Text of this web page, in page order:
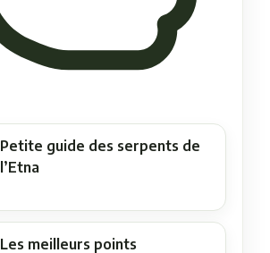
Petite guide des serpents de
l’Etna
Les meilleurs points